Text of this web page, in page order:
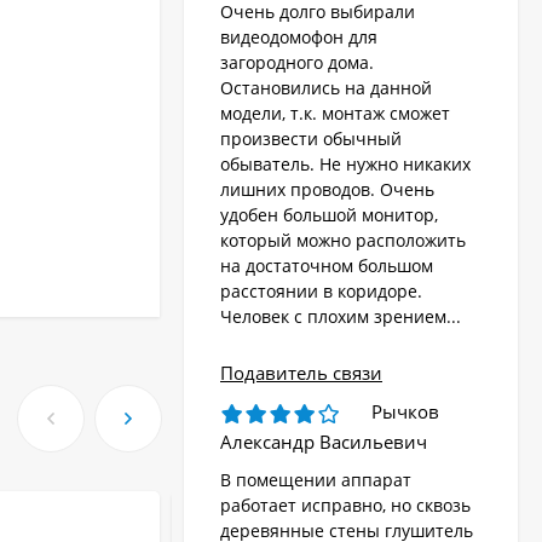
Очень долго выбирали
видеодомофон для
загородного дома.
Остановились на данной
модели, т.к. монтаж сможет
произвести обычный
обыватель. Не нужно никаких
лишних проводов. Очень
удобен большой монитор,
который можно расположить
на достаточном большом
расстоянии в коридоре.
Человек с плохим зрением...
Подавитель связи
Рычков
Александр Васильевич
В помещении аппарат
работает исправно, но сквозь
деревянные стены глушитель